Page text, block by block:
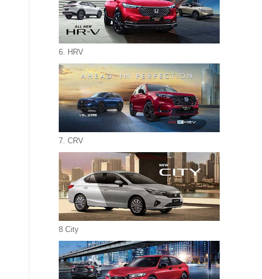
6. HRV
7. CRV
8 City